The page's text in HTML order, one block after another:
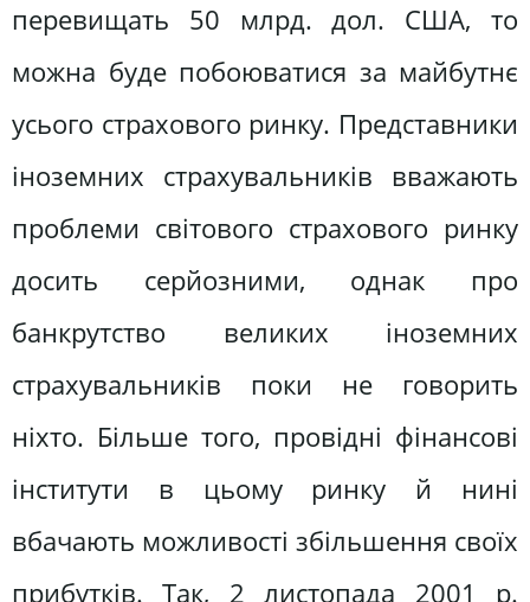
перевищать 50 млрд. дол. США, то
можна буде побоюватися за майбутнє
усього страхового ринку. Представники
іноземних страхувальників вважають
проблеми світового страхового ринку
досить серйозними, однак про
банкрутство великих іноземних
страхувальників поки не говорить
ніхто. Більше того, провідні фінансові
інститути в цьому ринку й нині
вбачають можливості збільшення своїх
прибутків. Так, 2 листопада 2001 р.